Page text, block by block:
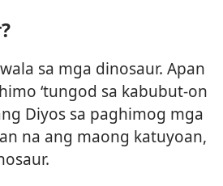
sa mga dinosaur. Apan
‘tungod sa kabubut-on
Diyos sa paghimog mga
na ang maong katuyoan,